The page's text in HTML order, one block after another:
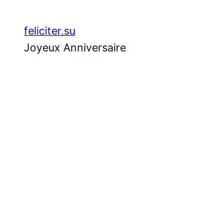
contenu
feliciter.su
Joyeux Anniversaire